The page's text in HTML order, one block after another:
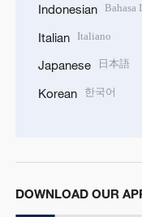
Indonesian Bahasa
Italian Italiano
Japanese 日本語
Korean 한국어
DOWNLOAD OUR